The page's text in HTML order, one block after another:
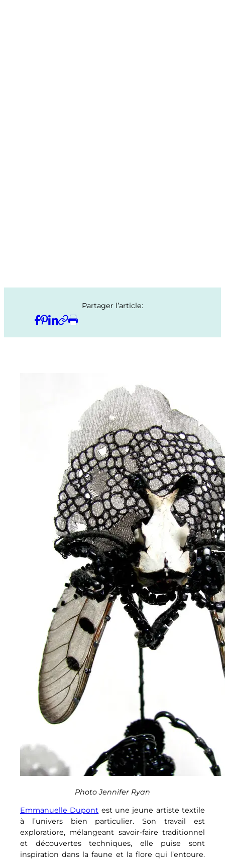
Partager l’article:
Photo Jennifer Ryan
Emmanuelle Dupont est une jeune artiste textile
à l’univers bien particulier. Son travail est
exploratiore, mélangeant savoir-faire traditionnel
et découvertes techniques, elle puise sont
inspiration dans la faune et la flore qui l’entoure.